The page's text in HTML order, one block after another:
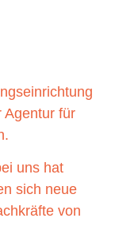
Agentur für
uns hat
sich neue
von